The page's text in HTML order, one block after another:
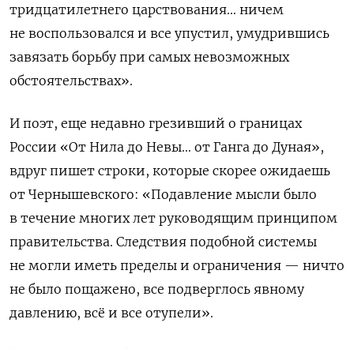
тридцатилетнего царствования… ничем
не воспользовался и все упустил, умудрившись
завязать борьбу при самых невозможных
обстоятельствах».
И поэт, еще недавно грезивший о границах
России «От Нила до Невы… от Ганга до Дуная»,
вдруг пишет строки, которые скорее ожидаешь
от Чернышевского: «Подавление мысли было
в течение многих лет руководящим принципом
правительства. Следствия подобной системы
не могли иметь пределы и ограничения — ничто
не было пощажено, все подверглось явному
давлению, всё и все отупели».